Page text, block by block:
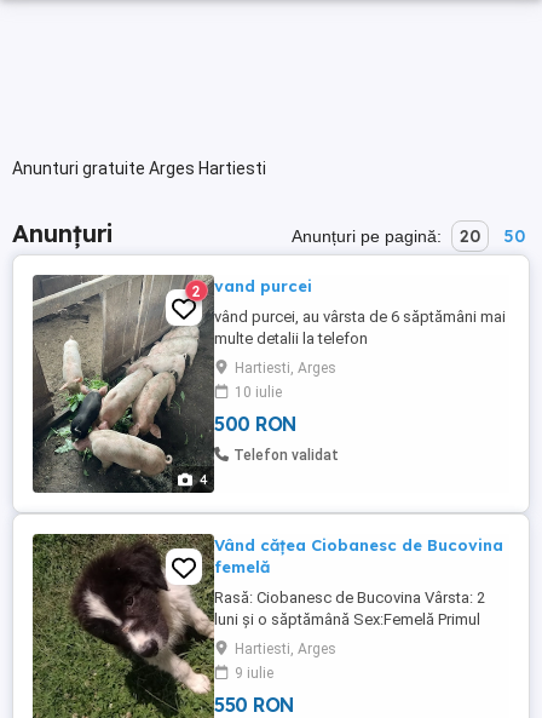
Anunturi gratuite Arges Hartiesti
Anunțuri Anunțuri pe pagină: 20 50
4
2 vand purcei
vând purcei, au vârsta de 6 săptămâni mai
multe detalii la telefon
Hartiesti, Arges
10 iulie
500 RON
Telefon validat
Vând cățea Ciobanesc de Bucovina
femelă
Rasă: Ciobanesc de Bucovina Vârsta: 2
luni și o săptămână Sex:Femelă Primul
vaccin și deparazitările Este înfierată!
Locație: Județul Argeș, Sat
Hârtiești,comuna Hârtiești
Hartiesti, Arges
9 iulie
550 RON